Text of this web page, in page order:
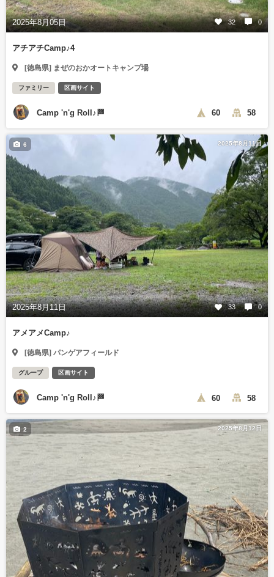
2025年8月05日 32 0
アチアチCamp♪4
[徳島県] まぜのおかオートキャンプ場
ファミリー 区画サイト
Camp 'n'g Roll♪🏁 60 58
2025年8月11日
2025年8月11日 33 0
6
アメアメCamp♪
[徳島県] パンゲアフィールド
グループ 区画サイト
Camp 'n'g Roll♪🏁 60 58
2025年8月12日
2